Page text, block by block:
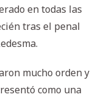
en todas las
tras el penal
mucho orden y
como una